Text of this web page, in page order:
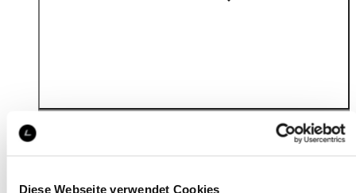
Diese Webseite verwendet Cookies